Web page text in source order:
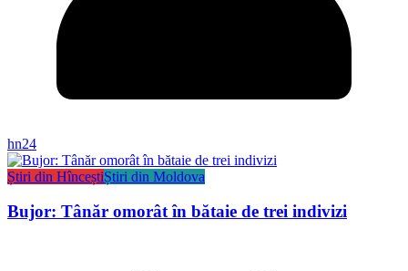
hn24
Știri din HînceștiȘtiri din Moldova
Bujor: Tânăr omorât în bătaie de trei indivizi